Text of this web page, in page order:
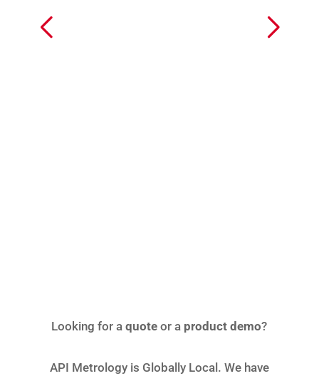
Looking for aquote or a product demo?
API Metrology is Globally Local. We have